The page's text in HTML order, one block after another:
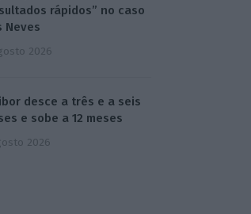
rápidos” no caso
Neves
2026
desce a três e a seis
e sobe a 12 meses
2026